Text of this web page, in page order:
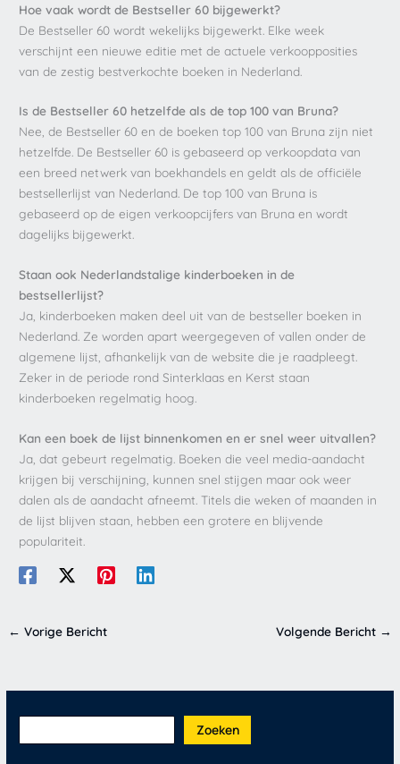
Hoe vaak wordt de Bestseller 60 bijgewerkt?
De Bestseller 60 wordt wekelijks bijgewerkt. Elke week
verschijnt een nieuwe editie met de actuele verkoopposities
van de zestig bestverkochte boeken in Nederland.
Is de Bestseller 60 hetzelfde als de top 100 van Bruna?
Nee, de Bestseller 60 en de boeken top 100 van Bruna zijn niet
hetzelfde. De Bestseller 60 is gebaseerd op verkoopdata van
een breed netwerk van boekhandels en geldt als de officiële
bestsellerlijst van Nederland. De top 100 van Bruna is
gebaseerd op de eigen verkoopcijfers van Bruna en wordt
dagelijks bijgewerkt.
Staan ook Nederlandstalige kinderboeken in de
bestsellerlijst?
Ja, kinderboeken maken deel uit van de bestseller boeken in
Nederland. Ze worden apart weergegeven of vallen onder de
algemene lijst, afhankelijk van de website die je raadpleegt.
Zeker in de periode rond Sinterklaas en Kerst staan
kinderboeken regelmatig hoog.
Kan een boek de lijst binnenkomen en er snel weer uitvallen?
Ja, dat gebeurt regelmatig. Boeken die veel media-aandacht
krijgen bij verschijning, kunnen snel stijgen maar ook weer
dalen als de aandacht afneemt. Titels die weken of maanden in
de lijst blijven staan, hebben een grotere en blijvende
populariteit.
← Vorige Bericht Volgende Bericht →
Zoeken